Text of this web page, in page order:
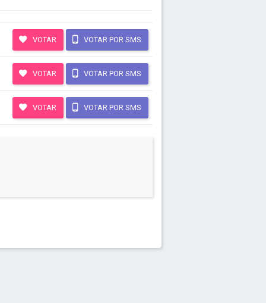
VOTAR VOTAR POR SMS
VOTAR VOTAR POR SMS
VOTAR VOTAR POR SMS